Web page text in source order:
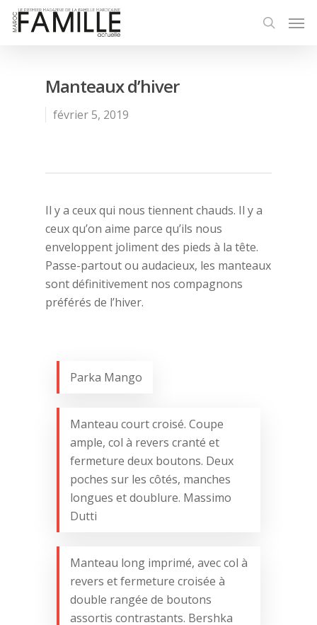
Manteaux d’hiver
février 5, 2019
Il y a ceux qui nous tiennent chauds. Il y a
ceux qu’on aime parce qu’ils nous
enveloppent joliment des pieds à la tête.
Passe-partout ou audacieux, les manteaux
sont définitivement nos compagnons
préférés de l’hiver.
Parka Mango
Manteau court croisé. Coupe
ample, col à revers cranté et
fermeture deux boutons. Deux
poches sur les côtés, manches
longues et doublure. Massimo
Dutti
Manteau long imprimé, avec col à
revers et fermeture croisée à
double rangée de boutons
assortis contrastants. Bershka